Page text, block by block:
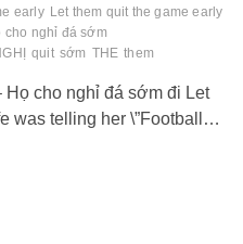
early Let them quit the game early
cho nghỉ đá sớm
quit sớm THE them
Họ cho nghỉ đá sớm đi Let
was telling her \”Football…